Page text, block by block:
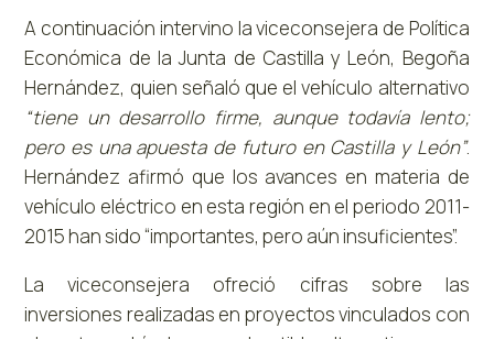
A continuación intervino la viceconsejera de Política
Económica de la Junta de Castilla y León, Begoña
Hernández, quien señaló que el vehículo alternativo
“tiene un desarrollo firme, aunque todavía lento;
pero es una apuesta de futuro en Castilla y León”.
Hernández afirmó que los avances en materia de
vehículo eléctrico en esta región en el periodo 2011-
2015 han sido “importantes, pero aún insuficientes”.
La viceconsejera ofreció cifras sobre las
inversiones realizadas en proyectos vinculados con